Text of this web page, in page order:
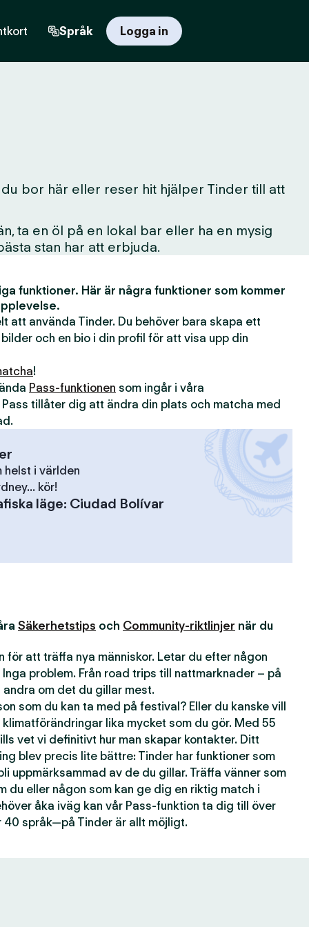
Språk Logga in
bor här eller reser hit hjälper Tinder till att
ta en öl på en lokal bar eller ha en mysig
stan har att erbjuda.
funktioner. Här är några funktioner som kommer
att använda Tinder. Du behöver bara skapa ett
och en bio i din profil för att visa upp din
!
Pass-funktionen som ingår i våra
Pass tillåter dig att ändra din plats och matcha med
helst i världen
kör!
läge: Ciudad Bolívar
Säkerhetstips och Community-riktlinjer när du
för att träffa nya människor. Letar du efter någon
problem. Från road trips till nattmarknader – på
om det du gillar mest.
som du kan ta med på festival? Eller du kanske vill
klimatförändringar lika mycket som du gör. Med 55
vet vi definitivt hur man skapar kontakter. Ditt
blev precis lite bättre: Tinder har funktioner som
uppmärksammad av de du gillar. Träffa vänner som
du eller någon som kan ge dig en riktig match i
åka iväg kan vår Pass-funktion ta dig till över
40 språk—på Tinder är allt möjligt.